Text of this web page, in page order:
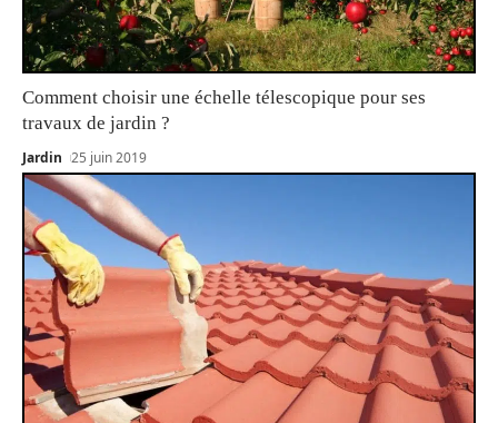
Comment choisir une échelle télescopique pour ses
travaux de jardin ?
Jardin 25 juin 2019